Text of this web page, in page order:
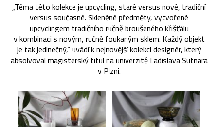
„Téma této kolekce je upcycling, staré versus nové, tradiční
versus současné. Skleněné předměty, vytvořené
upcyclingem tradičního ručně broušeného křišťálu
v kombinaci s novým, ručně foukaným sklem. Každý objekt
je tak jedinečný,“ uvádí k nejnovější kolekci designér, který
absolvoval magisterský titul na univerzitě Ladislava Sutnara
v Plzni.